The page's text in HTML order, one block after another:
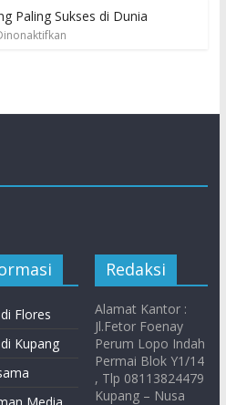
Paling Sukses di Dunia
Flores
Kupang
Redaksi
Alamat Kantor :
Jl.Fetor Foenay
Perum Lopo Indah
Permai Blok Y1/14
, Tlp 08113824479
Kupang – Nusa